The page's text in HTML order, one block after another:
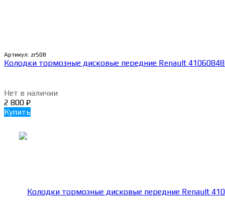
Артикул: zr508
Колодки тормозные дисковые передние Renault
Нет в наличии
2 800 ₽
Купить